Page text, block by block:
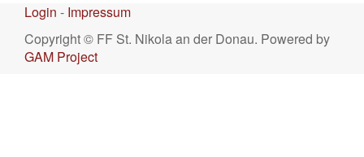
Login - Impressum
Copyright © FF St. Nikola an der Donau. Powered by
GAM Project